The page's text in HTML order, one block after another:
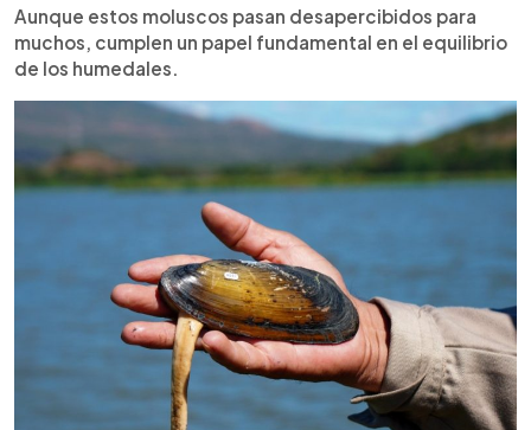
Conservación de Bivalvos Continentales, con
investigación, rescate en época seca y educación
ambiental para proteger estos moluscos y los
Aunque estos moluscos pasan desapercibidos para
muchos, cumplen un papel fundamental en el equilibrio
de los humedales.